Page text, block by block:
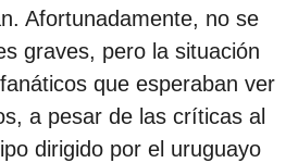
Afortunadamente, no se
graves, pero la situación
que esperaban ver
a pesar de las críticas al
dirigido por el uruguayo